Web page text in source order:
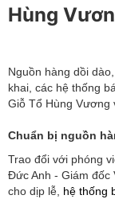
Hùng
Nguồn hàng dồi
khai, các hệ thống
Giỗ Tổ Hùng Vương
Chuẩn bị nguồn
Trao đổi với phóng
Đức Anh - Giám đốc
cho dịp lễ, hệ thống